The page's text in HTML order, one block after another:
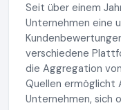
Seit über einem
Unternehmen eine
verschiedene
die Aggregation
Quellen ermöglicht
Unternehmen, sich